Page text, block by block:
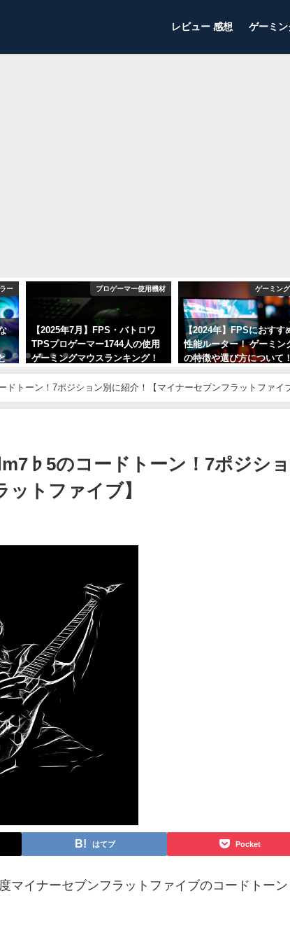
レビュー 感想 ゲーミン
ー プロゲーマー使用機材
【2025年7月】FPS・バトロワ
TPSプロゲーマー1744人の使用
ゲーミングマウスランキング！
人気メーカーとモデルを紹介！
2025年7月2日
ゲーミン
【2024年】FPSにおすす
性能ルーター！ ゲーミン
の特徴や選び方について
マホにも最適！】
2024年1月8日
トーン！7ポジション別に紹介！【マイナーセブンフラットファイ
のコードトーン！7ポジシ
トファイブ】
はてブ Pocket
マイナーセブンフラットファイブのコードトーン